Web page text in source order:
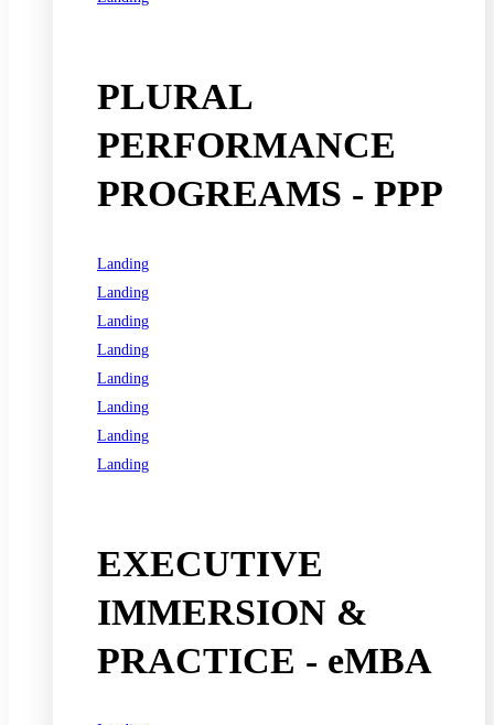
PLURAL
PERFORMANCE
PROGREAMS - PPP
Landing
Landing
Landing
Landing
Landing
Landing
Landing
Landing
EXECUTIVE
IMMERSION &
PRACTICE - eMBA